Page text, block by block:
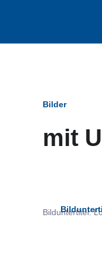
Bilder
mit
Bilduntertitel: